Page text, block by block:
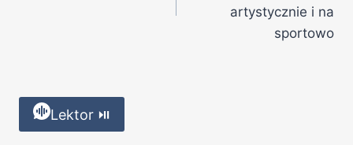
artystycznie i na
sportowo
Lektor ⏯